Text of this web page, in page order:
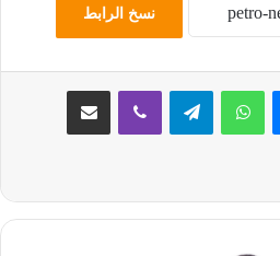
نسخ الرابط
ماسنجر واتساب تيلقرام ڤايبر مشاركة عبر البريد